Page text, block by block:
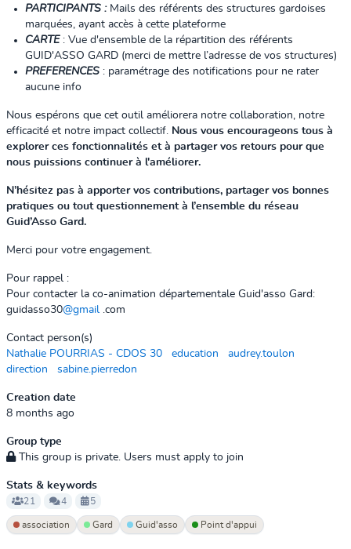
PARTICIPANTS :Mails des référents des structures gardoises
marquées, ayant accès à cette plateforme
CARTE : Vue d'ensemble de la répartition des référents
GUID'ASSO GARD (merci de mettre l’adresse de vos structures)
PREFERENCES : paramétrage des notifications pour ne rater
aucune info
Nous espérons que cet outil améliorera notre collaboration, notre
efficacité et notre impact collectif. Nous vous encourageons tous à
explorer ces fonctionnalités et à partager vos retours pour que
nous puissions continuer à l'améliorer.
N’hésitez pas à apporter vos contributions, partager vos bonnes
pratiques ou tout questionnement à l’ensemble du réseau
Guid’Asso Gard.
Merci pour votre engagement.
Pour rappel :
Pour contacter la co-animation départementale Guid'asso Gard:
guidasso30@gmail .com
Contact person(s)
Nathalie POURRIAS - CDOS 30
education
audrey.toulon
direction
sabine.pierredon
Creation date
8 months ago
Group type
This group is private. Users must apply to join
Stats & keywords
21 4 5
association Gard Guid'asso Point d'appui